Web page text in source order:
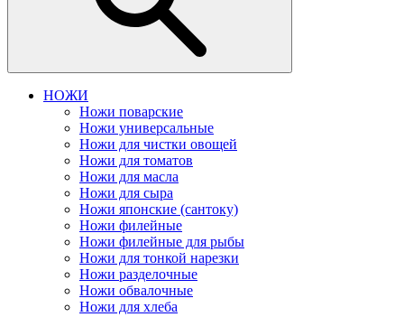
НОЖИ
Ножи поварские
Ножи универсальные
Ножи для чистки овощей
Ножи для томатов
Ножи для масла
Ножи для сыра
Ножи японские (сантоку)
Ножи филейные
Ножи филейные для рыбы
Ножи для тонкой нарезки
Ножи разделочные
Ножи обвалочные
Ножи для хлеба